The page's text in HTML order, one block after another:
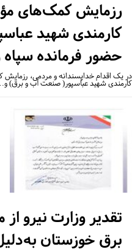
رزمایش کمک‌های
کارمندی شهید
حضور فرمانده سپاه
یک اقدام خداپسندانه و مردمی، رزمایش
شهید عباسپور( صنعت آب و برق) و…
تقدیر وزارت نیرو
برق خوزستان